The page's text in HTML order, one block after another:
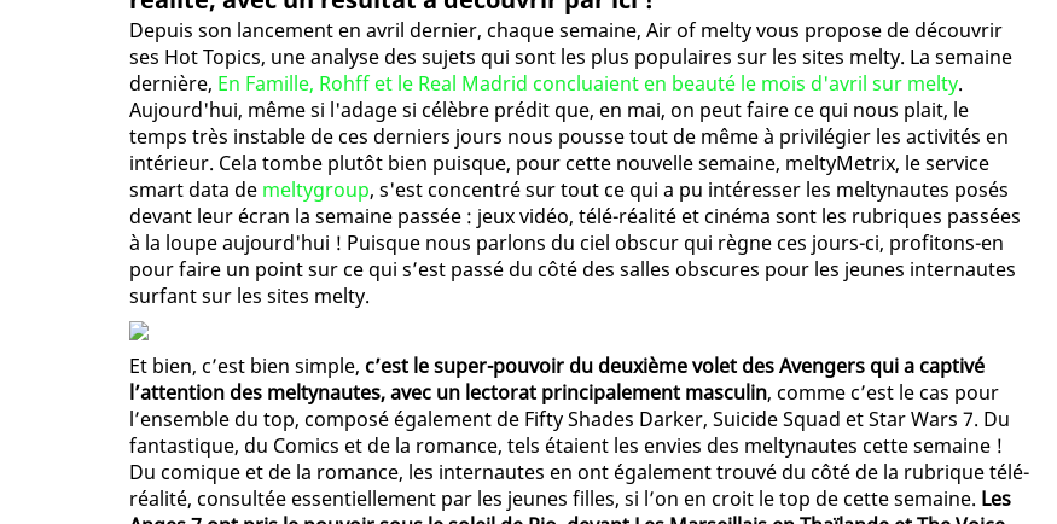
Depuis son lancement en avril dernier, chaque semaine, Air of melty vous propose de découvrir
ses Hot Topics, une analyse des sujets qui sont les plus populaires sur les sites melty. La semaine
dernière, En Famille, Rohff et le Real Madrid concluaient en beauté le mois d'avril sur melty.
Aujourd'hui, même si l'adage si célèbre prédit que, en mai, on peut faire ce qui nous plait, le
temps très instable de ces derniers jours nous pousse tout de même à privilégier les activités en
intérieur. Cela tombe plutôt bien puisque, pour cette nouvelle semaine, meltyMetrix, le service
smart data de meltygroup, s'est concentré sur tout ce qui a pu intéresser les meltynautes posés
devant leur écran la semaine passée : jeux vidéo, télé-réalité et cinéma sont les rubriques passées
à la loupe aujourd'hui ! Puisque nous parlons du ciel obscur qui règne ces jours-ci, profitons-en
pour faire un point sur ce qui s’est passé du côté des salles obscures pour les jeunes internautes
surfant sur les sites melty.
Et bien, c’est bien simple, c’est le super-pouvoir du deuxième volet des Avengers qui a captivé
l’attention des meltynautes, avec un lectorat principalement masculin, comme c’est le cas pour
l’ensemble du top, composé également de Fifty Shades Darker, Suicide Squad et Star Wars 7. Du
fantastique, du Comics et de la romance, tels étaient les envies des meltynautes cette semaine !
Du comique et de la romance, les internautes en ont également trouvé du côté de la rubrique télé-
réalité, consultée essentiellement par les jeunes filles, si l’on en croit le top de cette semaine. Les